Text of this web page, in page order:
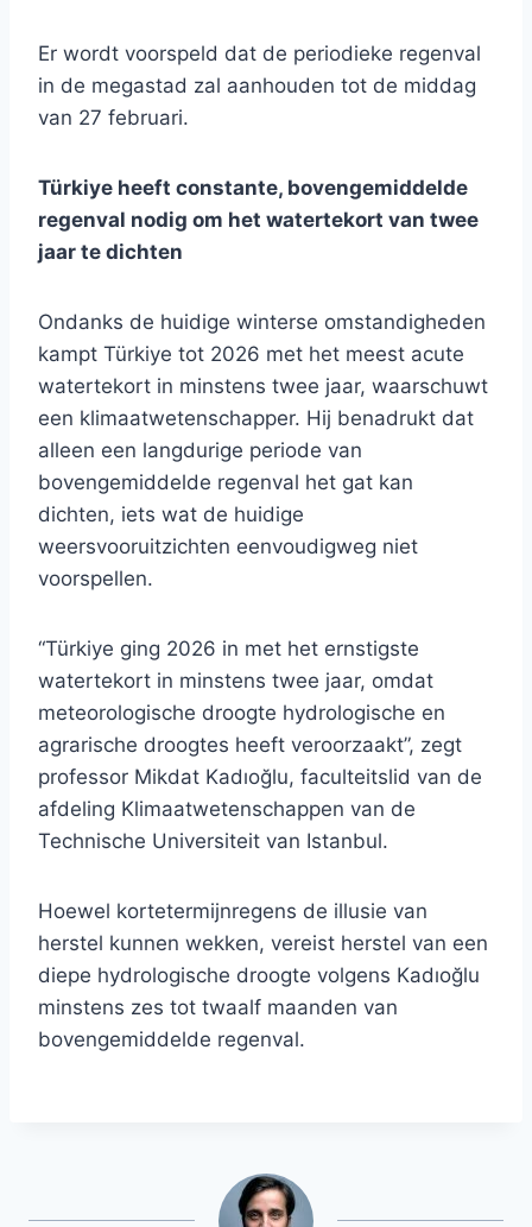
Er wordt voorspeld dat de periodieke regenval
in de megastad zal aanhouden tot de middag
van 27 februari.
Türkiye heeft constante, bovengemiddelde
regenval nodig om het watertekort van twee
jaar te dichten
Ondanks de huidige winterse omstandigheden
kampt Türkiye tot 2026 met het meest acute
watertekort in minstens twee jaar, waarschuwt
een klimaatwetenschapper. Hij benadrukt dat
alleen een langdurige periode van
bovengemiddelde regenval het gat kan
dichten, iets wat de huidige
weersvooruitzichten eenvoudigweg niet
voorspellen.
“Türkiye ging 2026 in met het ernstigste
watertekort in minstens twee jaar, omdat
meteorologische droogte hydrologische en
agrarische droogtes heeft veroorzaakt”, zegt
professor Mikdat Kadıoğlu, faculteitslid van de
afdeling Klimaatwetenschappen van de
Technische Universiteit van Istanbul.
Hoewel kortetermijnregens de illusie van
herstel kunnen wekken, vereist herstel van een
diepe hydrologische droogte volgens Kadıoğlu
minstens zes tot twaalf maanden van
bovengemiddelde regenval.